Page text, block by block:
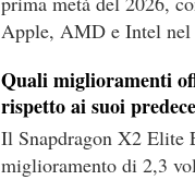
Apple, AMD e Intel nel
Quali miglioramenti
rispetto ai suoi
Il Snapdragon X2 Elite
miglioramento di 2,3